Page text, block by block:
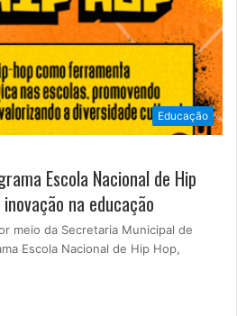
Educação
Escola Nacional de Hip
na educação
meio da Secretaria Municipal de
Escola Nacional de Hip Hop,